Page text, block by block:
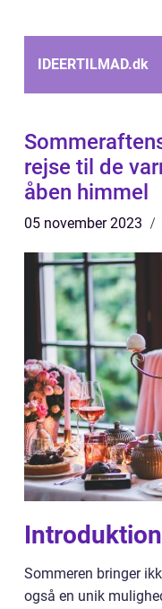
IDEERTILMAD.dk
rejse til de
åben himmel
05 november 2023
Sommeren bringer
også en unik